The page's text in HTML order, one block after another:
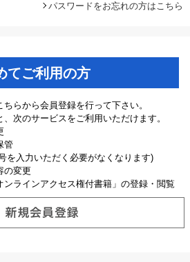
パスワードをお忘れの方はこちら
てご利用の方
らから会員登録を行って下さい。
次のサービスをご利用いただけます。
管
を入力いただく必要がなくなります)
の変更
ンラインアクセス権付書籍」の登録・閲覧